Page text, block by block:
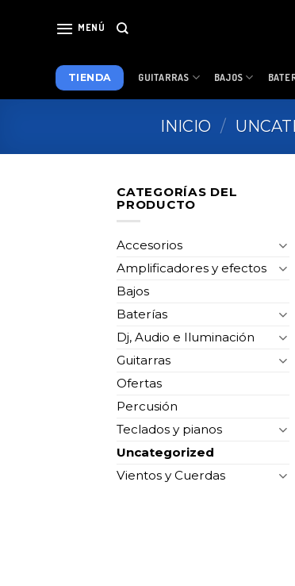
MENÚ
TIENDA GUITARRAS BAJOS
INICIO /
CATEGORÍAS DEL
PRODUCTO
Accesorios
Amplificadores y efectos
Bajos
Baterías
Dj, Audio e Iluminación
Guitarras
Ofertas
Percusión
Teclados y pianos
Uncategorized
Vientos y Cuerdas